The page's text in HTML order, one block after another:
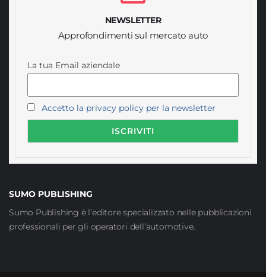
NEWSLETTER
Approfondimenti sul mercato auto
La tua Email aziendale
Accetto la privacy policy per la newsletter
SUMO PUBLISHING
Sumo Publishing è l’editore specializzato nelle pubblicazioni
professionali per gli operatori dell’automotive.